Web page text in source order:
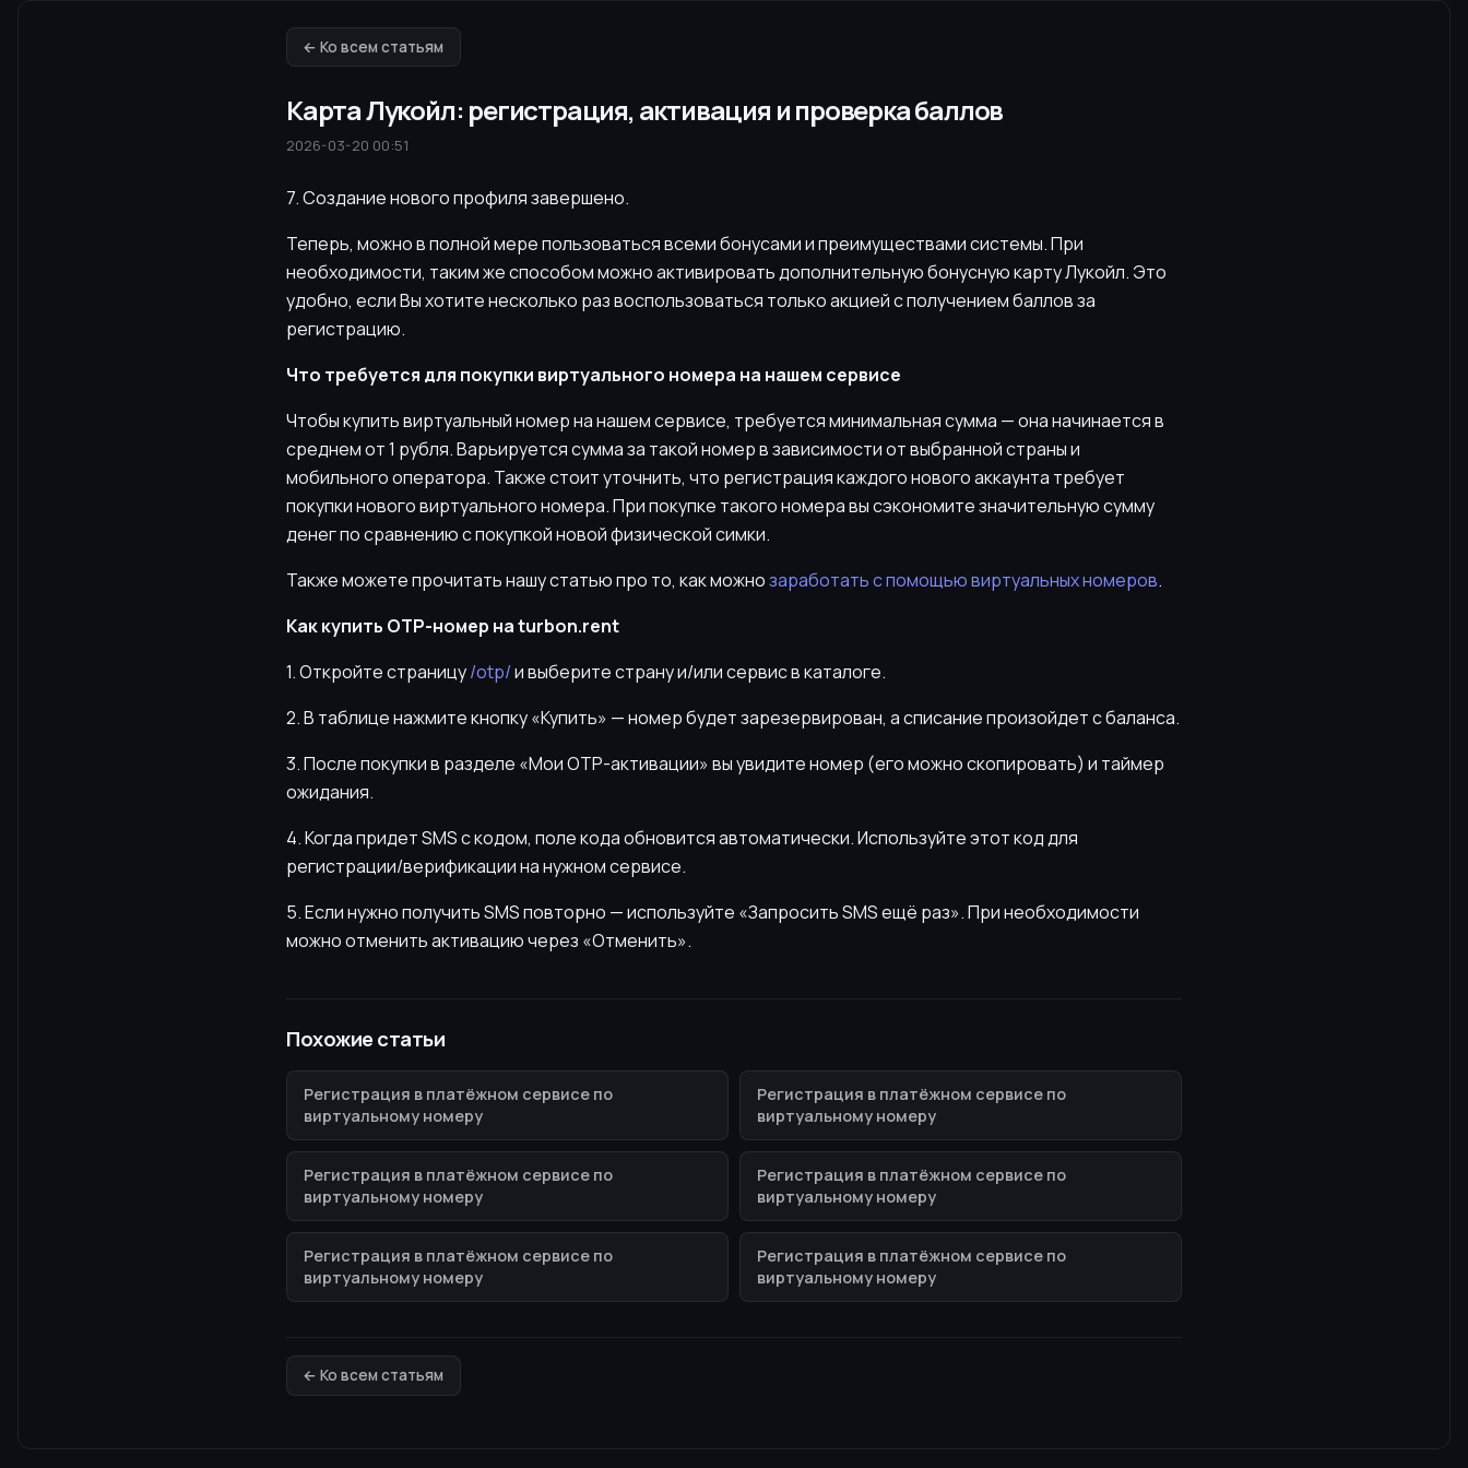
← Ко всем статьям
Карта Лукойл: регистрация, активация и проверка баллов
2026-03-20 00:51
7. Создание нового профиля завершено.
Теперь, можно в полной мере пользоваться всеми бонусами и преимуществами системы. При
необходимости, таким же способом можно активировать дополнительную бонусную карту Лукойл. Это
удобно, если Вы хотите несколько раз воспользоваться только акцией с получением баллов за
регистрацию.
Что требуется для покупки виртуального номера на нашем сервисе
Чтобы купить виртуальный номер на нашем сервисе, требуется минимальная сумма — она начинается в
среднем от 1 рубля. Варьируется сумма за такой номер в зависимости от выбранной страны и
мобильного оператора. Также стоит уточнить, что регистрация каждого нового аккаунта требует
покупки нового виртуального номера. При покупке такого номера вы сэкономите значительную сумму
денег по сравнению с покупкой новой физической симки.
Также можете прочитать нашу статью про то, как можнозаработать с помощью виртуальных номеров.
Как купить OTP-номер на turbon.rent
1. Откройте страницу/otp/и выберите страну и/или сервис в каталоге.
2. В таблице нажмите кнопку «Купить» — номер будет зарезервирован, а списание произойдет с баланса.
3. После покупки в разделе «Мои OTP-активации» вы увидите номер (его можно скопировать) и таймер
ожидания.
4. Когда придет SMS с кодом, поле кода обновится автоматически. Используйте этот код для
регистрации/верификации на нужном сервисе.
5. Если нужно получить SMS повторно — используйте «Запросить SMS ещё раз». При необходимости
можно отменить активацию через «Отменить».
Похожие статьи
Регистрация в платёжном сервисе по
виртуальному номеру
Регистрация в платёжном сервисе по
виртуальному номеру
Регистрация в платёжном сервисе по
виртуальному номеру
Регистрация в платёжном сервисе по
виртуальному номеру
Регистрация в платёжном сервисе по
виртуальному номеру
Регистрация в платёжном сервисе по
виртуальному номеру
← Ко всем статьям